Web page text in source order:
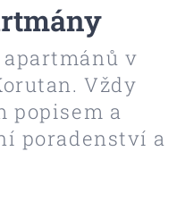
v
Vždy
popisem a
poradenství a